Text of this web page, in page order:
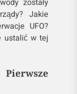
zostały
Jakie
UFO?
ustalić w tej